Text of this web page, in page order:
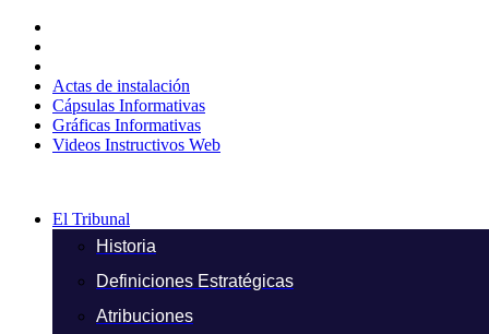
contenido
Actas de instalación
Cápsulas Informativas
Gráficas Informativas
Videos Instructivos Web
El Tribunal
Historia
Definiciones Estratégicas
Atribuciones